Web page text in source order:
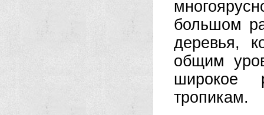
большом
деревья,
общим
широкое
тропикам.